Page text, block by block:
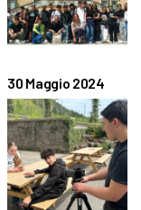
30 Maggio 2024